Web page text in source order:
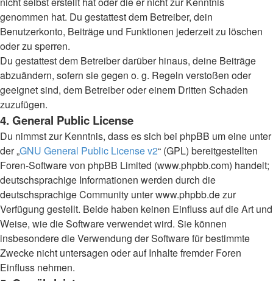
genommen hat. Du gestattest dem Betreiber, dein
Benutzerkonto, Beiträge und Funktionen jederzeit zu löschen
oder zu sperren.
Du gestattest dem Betreiber darüber hinaus, deine Beiträge
abzuändern, sofern sie gegen o. g. Regeln verstoßen oder
geeignet sind, dem Betreiber oder einem Dritten Schaden
zuzufügen.
4. General Public License
Du nimmst zur Kenntnis, dass es sich bei phpBB um eine unter
der „GNU General Public License v2“ (GPL) bereitgestellten
Foren-Software von phpBB Limited (www.phpbb.com) handelt;
deutschsprachige Informationen werden durch die
deutschsprachige Community unter www.phpbb.de zur
Verfügung gestellt. Beide haben keinen Einfluss auf die Art und
Weise, wie die Software verwendet wird. Sie können
insbesondere die Verwendung der Software für bestimmte
Zwecke nicht untersagen oder auf Inhalte fremder Foren
Einfluss nehmen.